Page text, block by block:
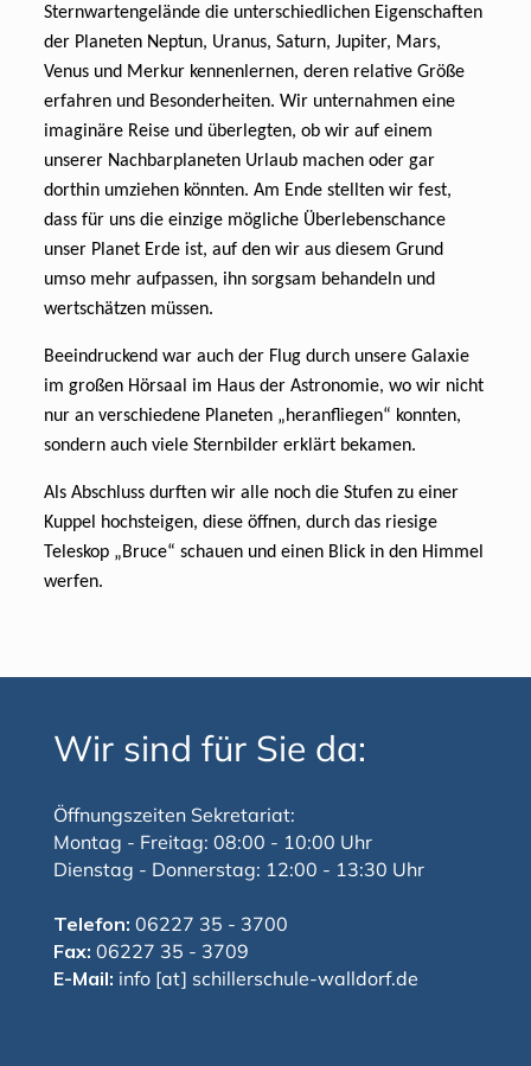
Sternwartengelände die unterschiedlichen Eigenschaften
der Planeten Neptun, Uranus, Saturn, Jupiter, Mars,
Venus und Merkur kennenlernen, deren relative Größe
erfahren und Besonderheiten. Wir unternahmen eine
imaginäre Reise und überlegten, ob wir auf einem
unserer Nachbarplaneten Urlaub machen oder gar
dorthin umziehen könnten. Am Ende stellten wir fest,
dass für uns die einzige mögliche Überlebenschance
unser Planet Erde ist, auf den wir aus diesem Grund
umso mehr aufpassen, ihn sorgsam behandeln und
wertschätzen müssen.
Beeindruckend war auch der Flug durch unsere Galaxie
im großen Hörsaal im Haus der Astronomie, wo wir nicht
nur an verschiedene Planeten „heranfliegen“ konnten,
sondern auch viele Sternbilder erklärt bekamen.
Als Abschluss durften wir alle noch die Stufen zu einer
Kuppel hochsteigen, diese öffnen, durch das riesige
Teleskop „Bruce“ schauen und einen Blick in den Himmel
werfen.
Wir sind für Sie da:
Öffnungszeiten Sekretariat:
Montag - Freitag: 08:00 - 10:00 Uhr
Dienstag - Donnerstag: 12:00 - 13:30 Uhr
Telefon: 06227 35 - 3700
Fax: 06227 35 - 3709
E-Mail: info [at] schillerschule-walldorf.de